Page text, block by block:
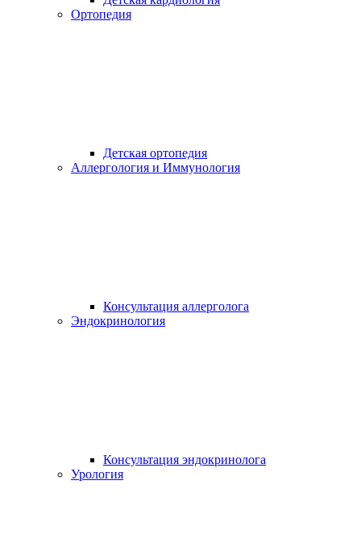
Ортопедия
Детская ортопедия
Аллергология и Иммунология
Консультация аллерголога
Эндокринология
Консультация эндокринолога
Урология